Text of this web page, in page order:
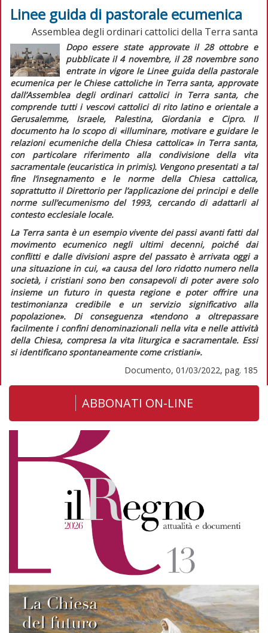
Linee guida di pastorale ecumenica
Assemblea degli ordinari cattolici della Terra santa
Dopo essere state approvate il 28 ottobre e
pubblicate il 4 novembre, il 28 novembre sono
entrate in vigore le Linee guida della pastorale
ecumenica per le Chiese cattoliche in Terra santa, approvate
dall’Assemblea degli ordinari cattolici in Terra santa, che
comprende tutti i vescovi cattolici di rito latino e orientale a
Gerusalemme, Israele, Palestina, Giordania e Cipro. Il
documento ha lo scopo di «illuminare, motivare e guidare le
relazioni ecumeniche della Chiesa cattolica»in Terra santa,
con particolare riferimento alla condivisione della vita
sacramentale (eucaristica in primis). Vengono presentati a tal
fine l’insegnamento e le norme della Chiesa cattolica,
soprattutto il Direttorio per l’applicazione dei principi e delle
norme sull’ecumenismo del 1993, cercando di adattarli al
contesto ecclesiale locale.
La Terra santa è un esempio vivente dei passi avanti fatti dal
movimento ecumenico negli ultimi decenni, poiché dai
conflitti e dalle divisioni aspre del passato è arrivata oggi a
una situazione in cui, «a causa del loro ridotto numero nella
società, i cristiani sono ben consapevoli di poter avere solo
insieme un futuro in questa regione e poter offrire una
testimonianza credibile e un servizio significativo alla
popolazione». Di conseguenza «tendono a oltrepassare
facilmente i confini denominazionali nella vita e nelle attività
della Chiesa, compresa la vita liturgica e sacramentale. Essi
si identificano spontaneamente come cristiani».
Documento, 01/03/2022, pag. 185
ABBONATI ON-LINE